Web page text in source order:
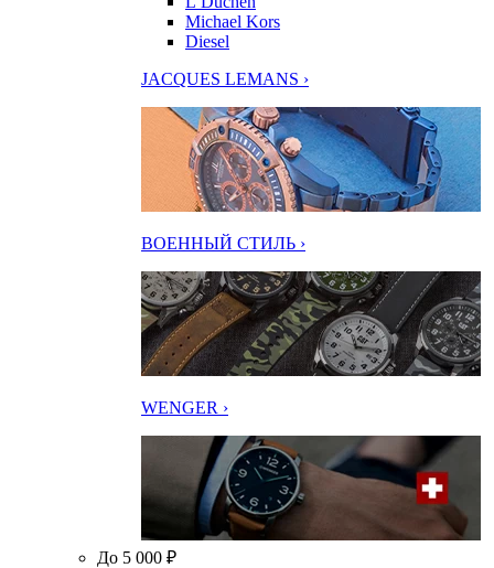
Michael Kors
Diesel
JACQUES LEMANS ›
ВОЕННЫЙ СТИЛЬ ›
WENGER ›
До 5 000 ₽